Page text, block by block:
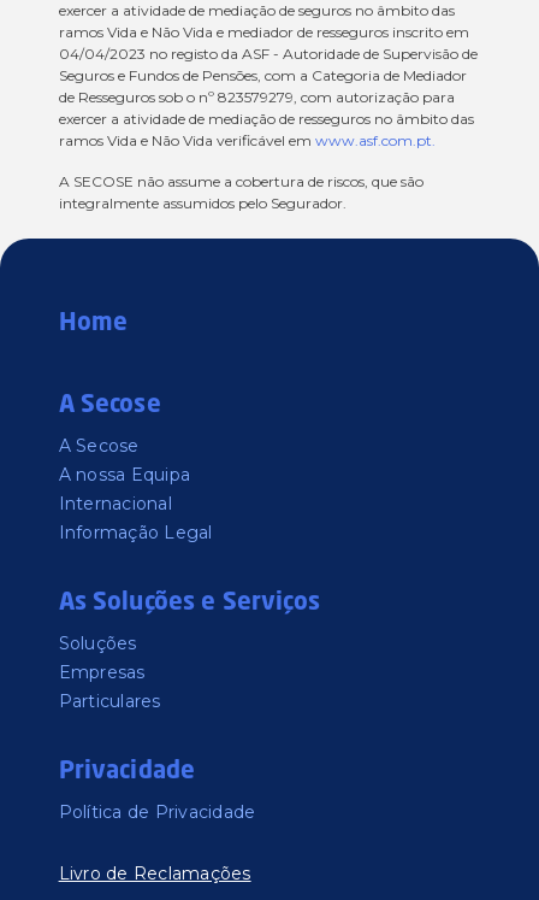
exercer a atividade de mediação de seguros no âmbito das
ramos Vida e Não Vida e mediador de resseguros inscrito em
04/04/2023 no registo da ASF - Autoridade de Supervisão de
Seguros e Fundos de Pensões, com a Categoria de Mediador
de Resseguros sob o nº 823579279, com autorização para
exercer a atividade de mediação de resseguros no âmbito das
ramos Vida e Não Vida verificável em www.asf.com.pt.
A SECOSE não assume a cobertura de riscos, que são
integralmente assumidos pelo Segurador.
Home
A Secose
A Secose
A nossa Equipa
Internacional
Informação Legal
As Soluções e Serviços
Soluções
Empresas
Particulares
Privacidade
Política de Privacidade
Livro de Reclamações